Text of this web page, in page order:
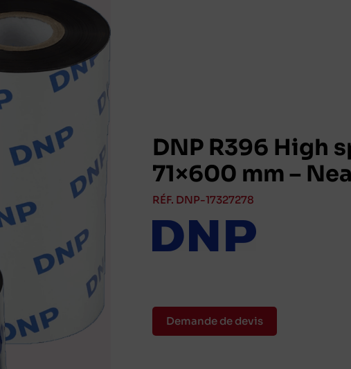
DNP R396 High
71×600 mm –
RÉF. DNP-17327278
Demande de devis